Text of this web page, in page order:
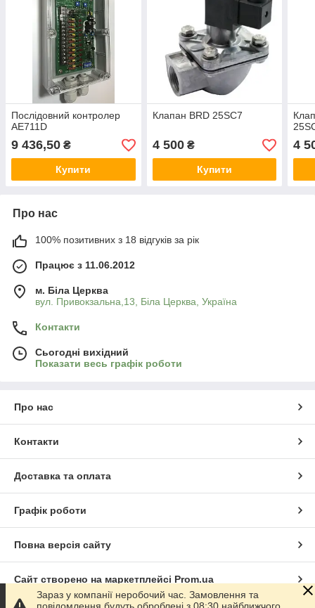
Послідовний контролер
AE711D
9 436,50 ₴
Купити
Клапан BRD 25SC7
4 500₴
Купити
4
Про нас
100% позитивних з 18 відгуків за рік
Працює з 11.06.2012
м. Біла Церква
вул. Привокзальна,13, Біла Церква, Україна
Контакти
Сьогодні вихідний
Показати весь графік роботи
Про нас
Контакти
Доставка та оплата
Графік роботи
Повна версія сайту
Сайт створено на маркетплейсі Prom.ua
Зараз у компанії неробочий час. Замовлення та